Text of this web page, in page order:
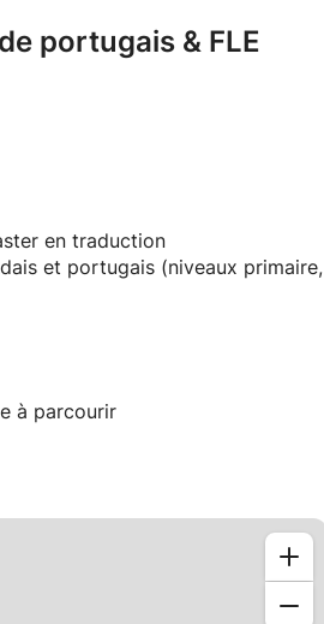
de portugais & FLE
en traduction
et portugais (niveaux primaire,
à parcourir